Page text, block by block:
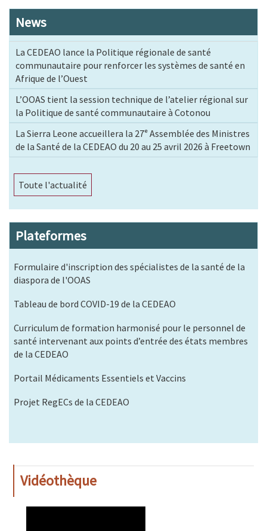
News
La CEDEAO lance la Politique régionale de santé
communautaire pour renforcer les systèmes de santé en
Afrique de l’Ouest
L’OOAS tient la session technique de l’atelier régional sur
la Politique de santé communautaire à Cotonou
La Sierra Leone accueillera la 27ᵉ Assemblée des Ministres
de la Santé de la CEDEAO du 20 au 25 avril 2026 à Freetown
Toute l'actualité
Plateformes
Formulaire d'inscription des spécialistes de la santé de la
diaspora de l'OOAS
Tableau de bord COVID-19 de la CEDEAO
Curriculum de formation harmonisé pour le personnel de
santé intervenant aux points d’entrée des états membres
de la CEDEAO
Portail Médicaments Essentiels et Vaccins
Projet RegECs de la CEDEAO
Vidéothèque